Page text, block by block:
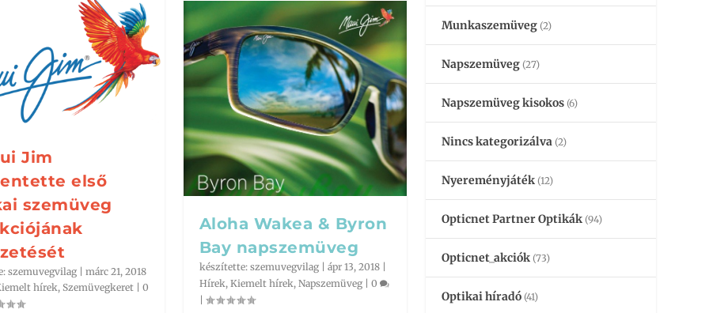
szemüveg koll...
bővebben
Jim
első
szemüveg
szemuvegvilag| márc 21, 2018
hírek, Szemüvegkeret| 0
Aloha Wakea & Byron
Bay napszemüveg
készítette: szemuvegvilag| ápr 13, 2018|
Hírek, Kiemelt hírek, Napszemüveg| 0
Munkaszemüveg (2)
Napszemüveg (27)
Napszemüveg kisokos (6)
Nincs kategorizálva (2)
Nyereményjáték (12)
Opticnet Partner Optikák (94)
Opticnet_akciók (73)
Optikai híradó (41)